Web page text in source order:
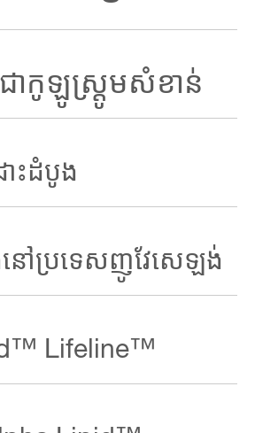
ាកូឡូស្ត្រូមសំខាន់
កពីសត្វគោ​ដែលមានរូបរាងល្អ​និងមានសុខ
ោះដំបូង
ើញអត្ថប្រយោជន៍សុខភាពថ្មីនិងគួរឲ្យរំភើប
មុខវិជ្ជា សិល្បៈនៃការរស់នៅបានល្អ។
ៅប្រទេសញូវែសេឡង់
អភិវឌ្ឍបច្ចេកវិទ្យានេះ ដើម្បីប្រមូលផ្ដុំ អតីត
ោះដំបូងក្នុងបរិមាណច្រើន។
Lifeline™